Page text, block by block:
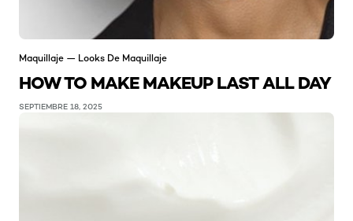
Maquillaje — Looks De Maquillaje
HOW TO MAKE MAKEUP LAST ALL DAY
SEPTIEMBRE 18, 2025